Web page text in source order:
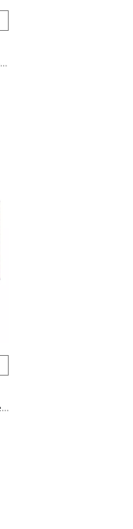
Зонт женский складной Banders 2114 Неоновые расцветки
Зонт женский складной Dolphin 701 Сердечки